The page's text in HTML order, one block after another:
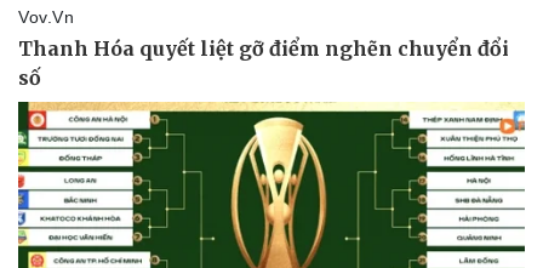
Sức khỏe
Dinh dưỡng - món ngon
Cây thuốc
Sản phụ khoa
Nhi khoa
Nam khoa
Làm đẹp - giảm cân
Phòng mạch online
Ăn sạch sống khỏe
Nhà đẹp
Tình yêu - Gia đình